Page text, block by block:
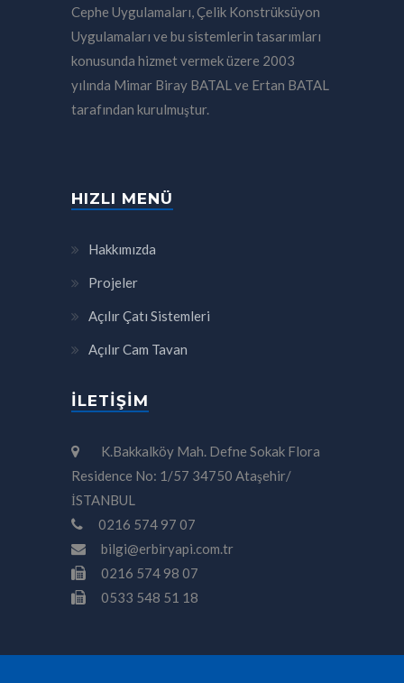
Cephe Uygulamaları, Çelik Konstrüksüyon
Uygulamaları ve bu sistemlerin tasarımları
konusunda hizmet vermek üzere 2003
yılında Mimar Biray BATAL ve Ertan BATAL
tarafından kurulmuştur.
HIZLI MENÜ
Hakkımızda
Projeler
Açılır Çatı Sistemleri
Açılır Cam Tavan
İLETIŞIM
K.Bakkalköy Mah. Defne Sokak Flora
Residence No: 1/57 34750 Ataşehir/
İSTANBUL
0216 574 97 07
bilgi@erbiryapi.com.tr
0216 574 98 07
0533 548 51 18